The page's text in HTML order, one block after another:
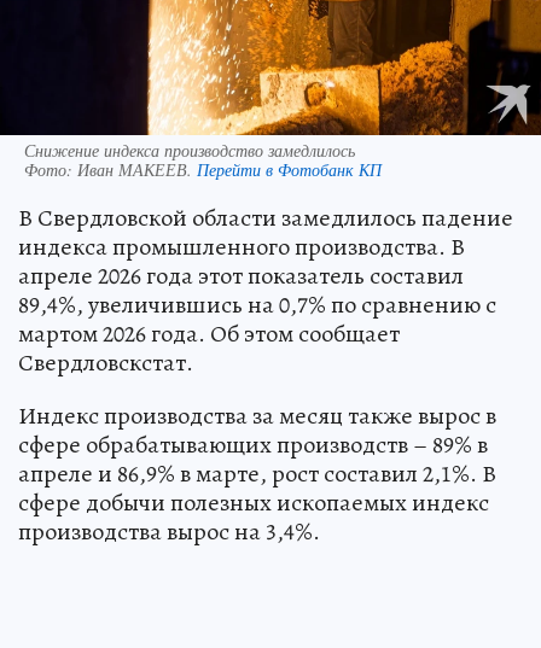
Снижение индекса производство замедлилось
Фото: Иван МАКЕЕВ. Перейти в Фотобанк КП
В Свердловской области замедлилось падение
индекса промышленного производства. В
апреле 2026 года этот показатель составил
89,4%, увеличившись на 0,7% по сравнению с
мартом 2026 года. Об этом сообщает
Свердловскстат.
Индекс производства за месяц также вырос в
сфере обрабатывающих производств – 89% в
апреле и 86,9% в марте, рост составил 2,1%. В
сфере добычи полезных ископаемых индекс
производства вырос на 3,4%.